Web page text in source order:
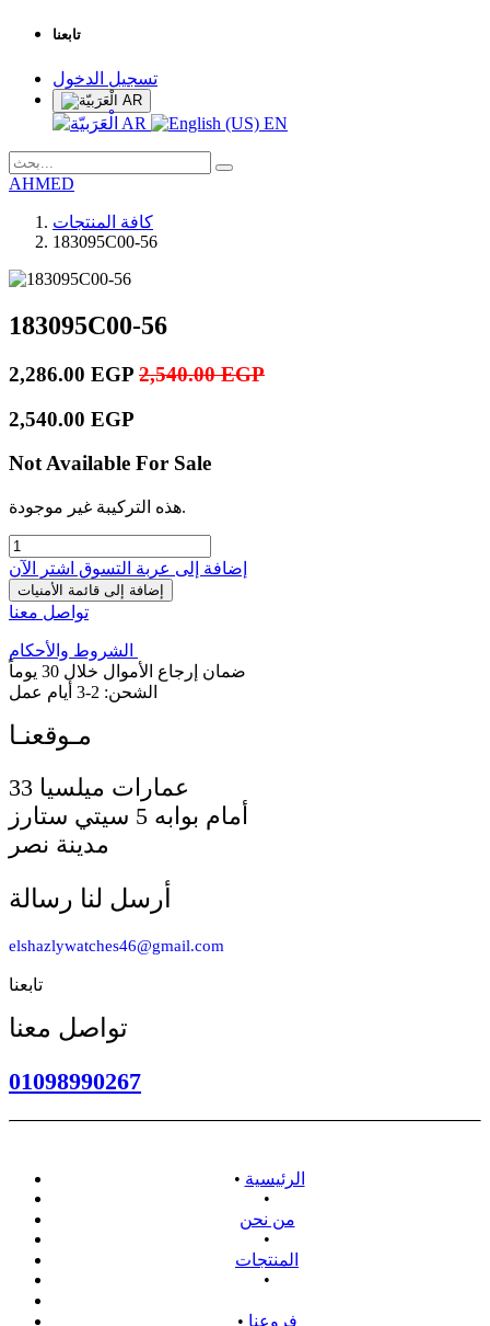
تابعنا
تسجيل الدخول
AR
AR EN
AHMED
كافة المنتجات
183095C00-56
183095C00-56
2,286.00 EGP 2,540.00EGP
2,540.00 EGP
Not Available For Sale
هذه التركيبة غير موجودة.
إضافة إلى عربة التسوق اشترِ الآن
إضافة إلى قائمة الأمنيات
تواصل معنا
الشروط والأحكام
ضمان إرجاع الأموال خلال 30 يوماً
الشحن: 2-3 أيام عمل
أمام بوابه 5 سيتي ستارز
مدينة نصر
أرسل لنا رسالة
elshazlywatches46@gmail.com
تابعنا
تواصل معنا
01098990267
• الرئيسية
•
من نحن
•
المنتجات
•
• فروعنا